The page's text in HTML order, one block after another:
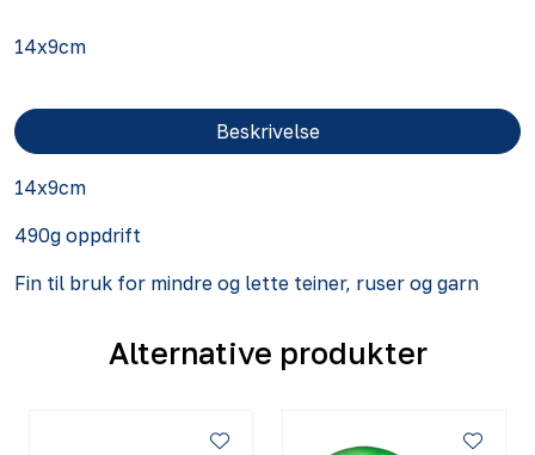
14x9cm
Beskrivelse
14x9cm
490g oppdrift
Fin til bruk for mindre og lette teiner, ruser og garn
Alternative produkter